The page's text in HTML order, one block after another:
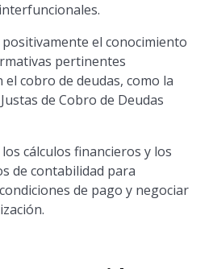
el conocimiento
pertinentes
el cobro de deudas, como la
de Cobro de Deudas
cálculos financieros y los
de contabilidad para
de pago y negociar